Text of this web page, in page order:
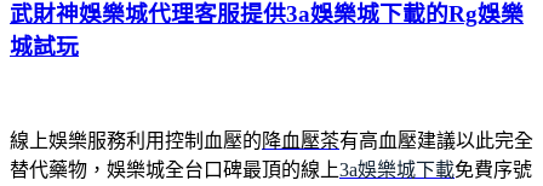
於
武財神娛樂城代理客服提供3a娛樂城下載的Rg娛樂
城試玩
線上娛樂服務利用控制血壓的 降血壓茶有高血壓建議以此完全
替代藥物，娛樂城全台口碑最頂的線上3a娛樂城下載免費序號